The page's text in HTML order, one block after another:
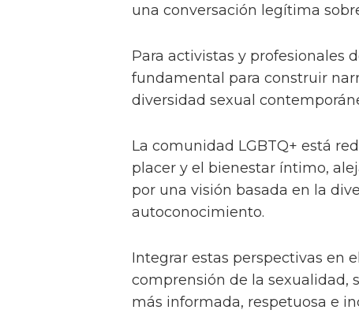
una conversación legítima
Para activistas y profesionales
fundamental para construir
diversidad sexual
La comunidad LGBTQ+ está
placer y el bienestar íntimo,
por una visión basada en la
autoconocimiento.
Integrar estas perspectivas en
comprensión de la sexualidad,
más informada, respetuosa e